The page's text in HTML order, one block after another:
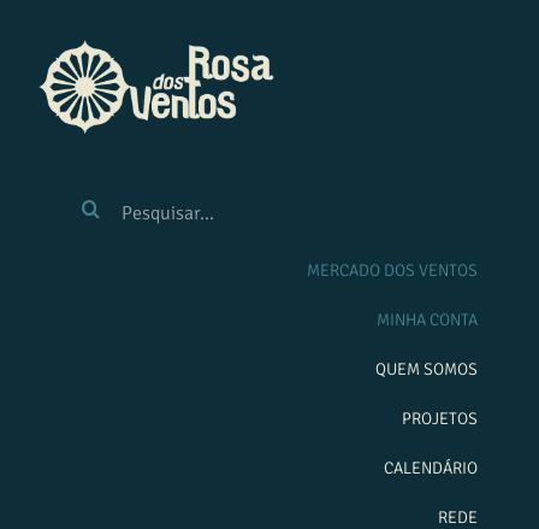
conteúdo
RESULTADOS
MERCADO DOS VENTOS
MINHA CONTA
QUEM SOMOS
PROJETOS
CALENDÁRIO
REDE